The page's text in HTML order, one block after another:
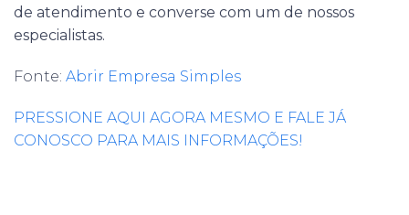
de atendimento e converse com um de nossos
especialistas.
Fonte: Abrir Empresa Simples
PRESSIONE AQUI AGORA MESMO E FALE JÁ
CONOSCO PARA MAIS INFORMAÇÕES!